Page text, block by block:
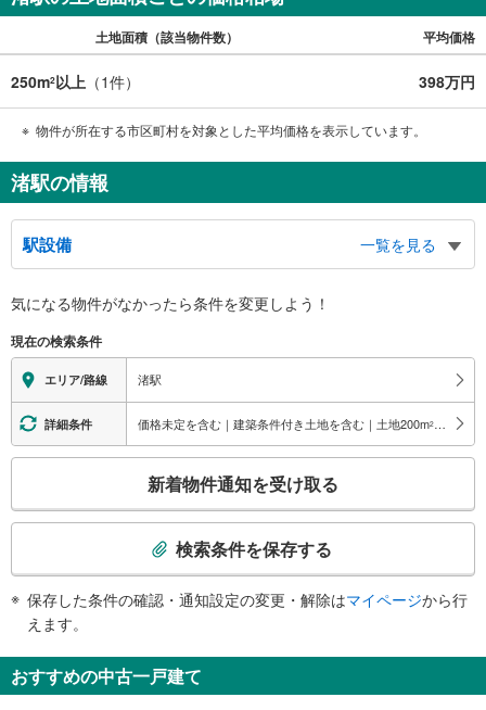
土地面積（該当物件数） 平均価格
250m2以上 （1件） 398万円
物件が所在する市区町村を対象とした平均価格を表示しています。
渚駅の情報
駅設備
一覧を見る
※段差なしでの移動経路
地上⇔ホーム：×
スロープ
・有り
気になる物件がなかったら条件を変更しよう！
現在の検索条件
エリア/路線 渚駅
詳細条件 価格未定を含む｜建築条件付き土地を含む｜土地200m2 以上
検
知
を
新着物件通知を受け取る
検索条件を保存する
保存した条件の確認・通知設定の変更・解除はマイページから行
えます。
おすすめの中古一戸建て